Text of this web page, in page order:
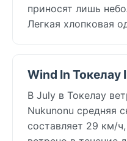
приносят лишь
Легкая хлопковая
Wind In Токелау
В July в Токелау
Nukunonu средняя
составляет 29 км/